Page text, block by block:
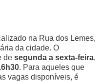
na Rua dos Lemes,
da cidade. O
desegunda a sexta-feira,
. Para aqueles que
vagas disponíveis, é